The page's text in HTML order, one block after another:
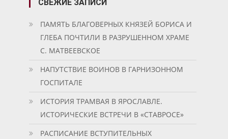
СВЕЖИЕ ЗАПИСИ
ПАМЯТЬ БЛАГОВЕРНЫХ КНЯЗЕЙ БОРИСА И
ГЛЕБА ПОЧТИЛИ В РАЗРУШЕННОМ ХРАМЕ
С. МАТВЕЕВСКОЕ
НАПУТСТВИЕ ВОИНОВ В ГАРНИЗОННОМ
ГОСПИТАЛЕ
ИСТОРИЯ ТРАМВАЯ В ЯРОСЛАВЛЕ.
ИСТОРИЧЕСКИЕ ВСТРЕЧИ В «СТАВРОСЕ»
РАСПИСАНИЕ ВСТУПИТЕЛЬНЫХ